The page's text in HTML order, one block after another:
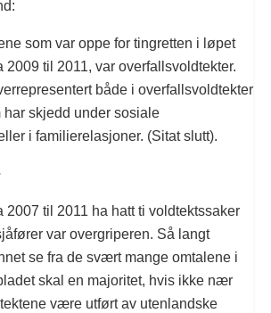
som var oppe for tingretten i løpet
2009 til 2011, var overfallsvoldtekter.
både i overfallsvoldtekter
har skjedd under sosiale
i familierelasjoner. (Sitat slutt).
2007 til 2011 ha hatt ti voldtektssaker
var overgriperen. Så langt
se fra de svært mange omtalene i
skal en majoritet, hvis ikke nær
være utført av utenlandske